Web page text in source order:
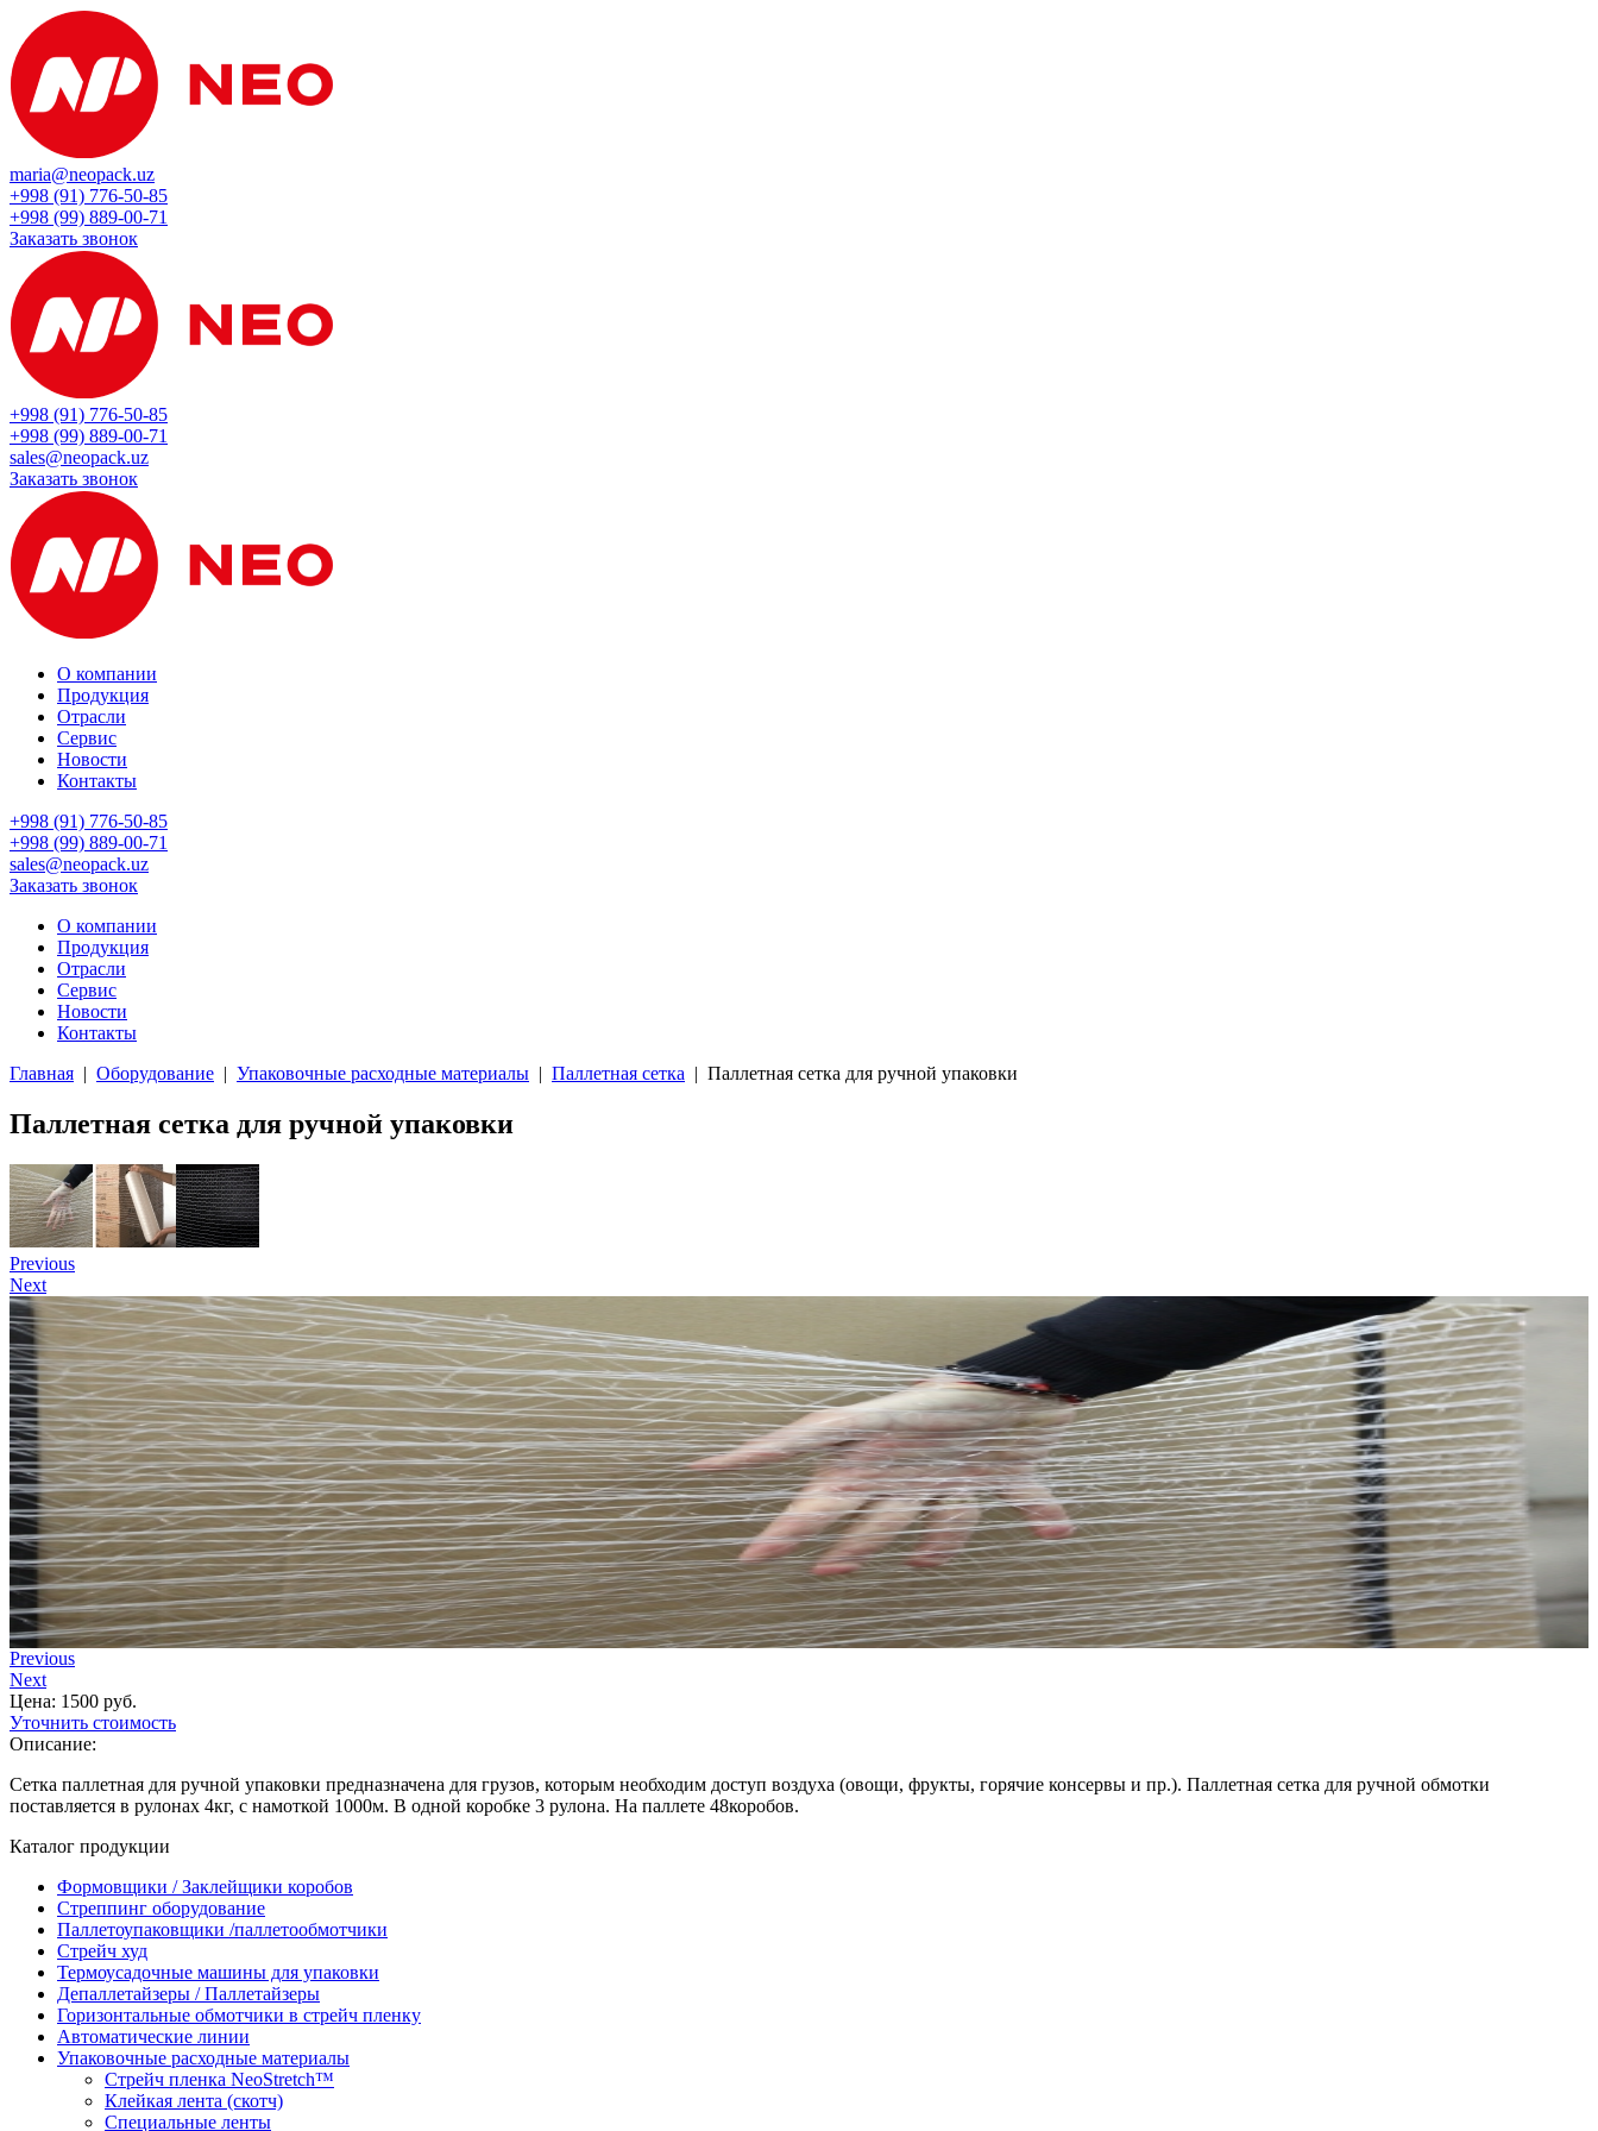
maria@neopack.uz
+998 (91) 776-50-85
+998 (99) 889-00-71
Заказать звонок
+998 (91) 776-50-85
+998 (99) 889-00-71
sales@neopack.uz
Заказать звонок
О компании
Продукция
Отрасли
Сервис
Новости
Контакты
+998 (91) 776-50-85
+998 (99) 889-00-71
sales@neopack.uz
Заказать звонок
О компании
Продукция
Отрасли
Сервис
Новости
Контакты
Главная | Оборудование | Упаковочные расходные материалы | Паллетная сетка | Паллетная сетка для ручной упаковки
Паллетная сетка для ручной упаковки
Previous
Next
Previous
Next
Цена: 1500 руб.
Уточнить стоимость
Описание:
Сетка паллетная для ручной упаковки предназначена для грузов, которым необходим доступ воздуха (овощи, фрукты, горячие консервы и пр.). Паллетная сетка для ручной обмотки
поставляется в рулонах 4кг, с намоткой 1000м. В одной коробке 3 рулона. На паллете 48коробов.
Каталог продукции
Формовщики / Заклейщики коробов
Стреппинг оборудование
Паллетоупаковщики /паллетообмотчики
Стрейч худ
Термоусадочные машины для упаковки
Депаллетайзеры / Паллетайзеры
Горизонтальные обмотчики в стрейч пленку
Автоматические линии
Упаковочные расходные материалы
Стрейч пленка NeoStretch™
Клейкая лента (скотч)
Специальные ленты